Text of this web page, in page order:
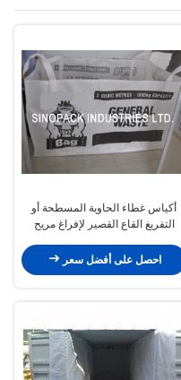
أكياس غطاء الحاوية المسطحة أو
التفريغ القاع القصير لإفراغ مريح
احصل على أفضل سعر